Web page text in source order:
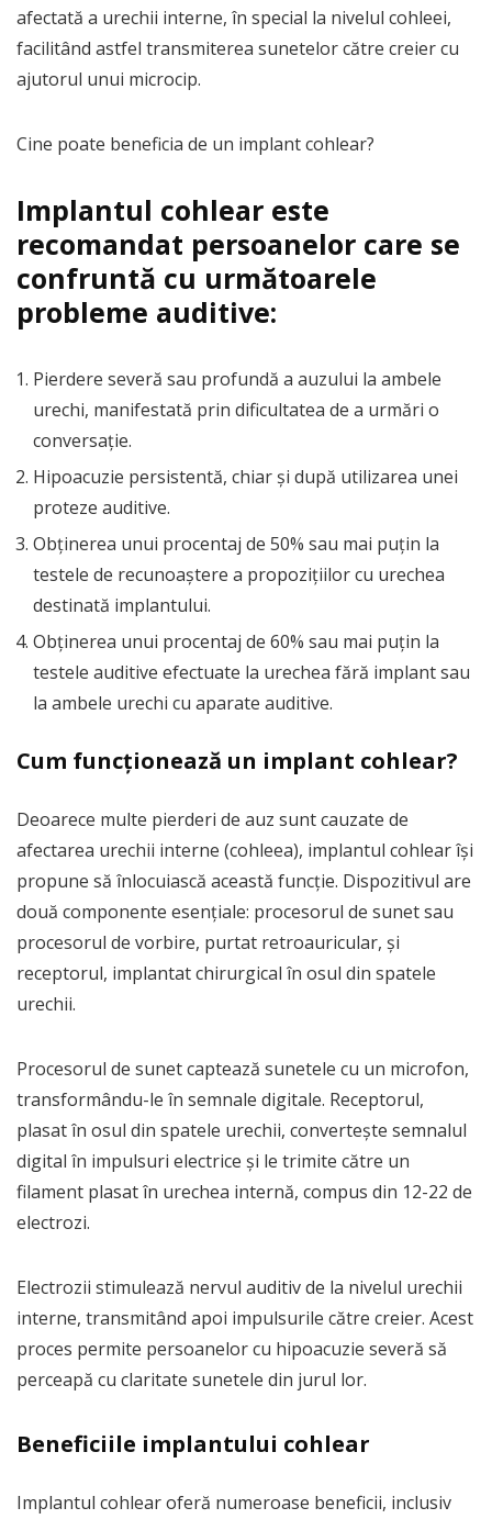
afectată a urechii interne, în special la nivelul cohleei,
facilitând astfel transmiterea sunetelor către creier cu
ajutorul unui microcip.
Cine poate beneficia de un implant cohlear?
Implantul cohlear este
recomandat persoanelor care se
confruntă cu următoarele
probleme auditive:
Pierdere severă sau profundă a auzului la ambele
urechi, manifestată prin dificultatea de a urmări o
conversație.
Hipoacuzie persistentă, chiar și după utilizarea unei
proteze auditive.
Obținerea unui procentaj de 50% sau mai puțin la
testele de recunoaștere a propozițiilor cu urechea
destinată implantului.
Obținerea unui procentaj de 60% sau mai puțin la
testele auditive efectuate la urechea fără implant sau
la ambele urechi cu aparate auditive.
Cum funcționează un implant cohlear?
Deoarece multe pierderi de auz sunt cauzate de
afectarea urechii interne (cohleea), implantul cohlear își
propune să înlocuiască această funcție. Dispozitivul are
două componente esențiale: procesorul de sunet sau
procesorul de vorbire, purtat retroauricular, și
receptorul, implantat chirurgical în osul din spatele
urechii.
Procesorul de sunet captează sunetele cu un microfon,
transformându-le în semnale digitale. Receptorul,
plasat în osul din spatele urechii, convertește semnalul
digital în impulsuri electrice și le trimite către un
filament plasat în urechea internă, compus din 12-22 de
electrozi.
Electrozii stimulează nervul auditiv de la nivelul urechii
interne, transmitând apoi impulsurile către creier. Acest
proces permite persoanelor cu hipoacuzie severă să
perceapă cu claritate sunetele din jurul lor.
Beneficiile implantului cohlear
Implantul cohlear oferă numeroase beneficii, inclusiv